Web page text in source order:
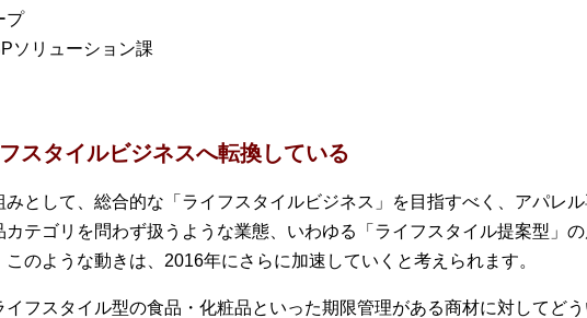
プ
ソリューション課
スタイルビジネスへ転換している
として、総合的な「ライフスタイルビジネス」を目指すべく、アパレ
テゴリを問わず扱うような業態、いわゆる「ライフスタイル提案型」
のような動きは、2016年にさらに加速していくと考えられます。
フスタイル型の食品・化粧品といった期限管理がある商材に対してど